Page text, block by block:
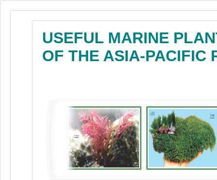
USEFUL MARINE
OF THE ASIA-PACIFIC